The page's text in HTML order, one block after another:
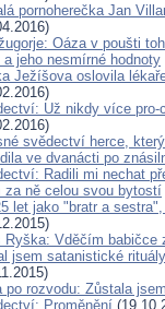
pornoherečka Jan
Oáza v poušti
a jeho nesmírné hodnoty
Ježíšova oslovila
Už nikdy více pro-
svědectví herce,
ve dvanácti po
Radili mi nechat
za ně celou svou bytostí
let jako "bratr a
Ryška: Vděčím babičce
jsem satanistické
po rozvodu: Zůstala
Proměnění